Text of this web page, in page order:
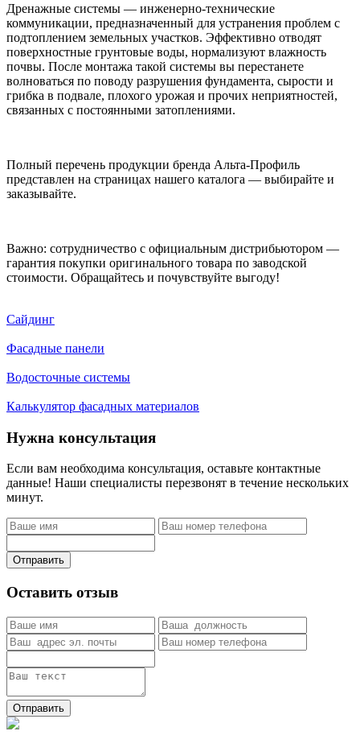
Дренажные системы — инженерно-технические
коммуникации, предназначенный для устранения проблем с
подтоплением земельных участков. Эффективно отводят
поверхностные грунтовые воды, нормализуют влажность
почвы. После монтажа такой системы вы перестанете
волноваться по поводу разрушения фундамента, сырости и
грибка в подвале, плохого урожая и прочих неприятностей,
связанных с постоянными затоплениями.
Полный перечень продукции бренда Альта-Профиль
представлен на страницах нашего каталога — выбирайте и
заказывайте.
Важно: сотрудничество с официальным дистрибьютором —
гарантия покупки оригинального товара по заводской
стоимости. Обращайтесь и почувствуйте выгоду!
Сайдинг
Фасадные панели
Водосточные системы
Калькулятор фасадных материалов
Нужна консультация
Если вам необходима консультация, оставьте контактные
данные! Наши специалисты перезвонят в течение нескольких
минут.
Отправить
Оставить отзыв
Отправить